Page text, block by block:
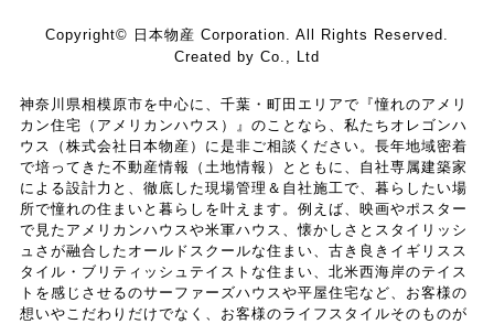
Copyright© 日本物産 Corporation. All Rights Reserved.
Created by Co., Ltd
神奈川県相模原市を中心に、千葉・町田エリアで『憧れのアメリ
カン住宅（アメリカンハウス）』のことなら、私たちオレゴンハ
ウス（株式会社日本物産）に是非ご相談ください。長年地域密着
で培ってきた不動産情報（土地情報）とともに、自社専属建築家
による設計力と、徹底した現場管理＆自社施工で、暮らしたい場
所で憧れの住まいと暮らしを叶えます。例えば、映画やポスター
で見たアメリカンハウスや米軍ハウス、懐かしさとスタイリッシ
ュさが融合したオールドスクールな住まい、古き良きイギリスス
タイル・ブリティッシュテイストな住まい、北米西海岸のテイス
トを感じさせるのサーファーズハウスや平屋住宅など、お客様の
想いやこだわりだけでなく、お客様のライフスタイルそのものが